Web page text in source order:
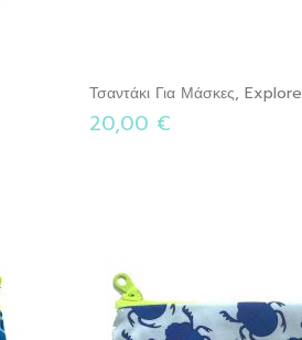
Τσαντάκι Για Μάσκες, Explore
20,00 €